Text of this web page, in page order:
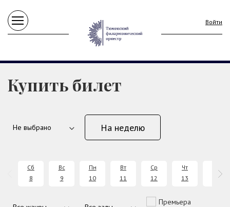
Войти
Купить билет
На неделю
Сб
8
Вс
9
Пн
10
Вт
11
Ср
12
Чт
13
14
Премьера